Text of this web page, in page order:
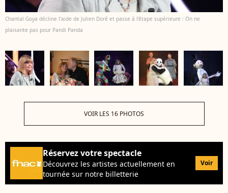
Chantal Goya décline l'aide de Julien Doré et passe à l'étape supérieure : On ne
plaisante pas pour Pandi Panda
VOIR LES 16 PHOTOS
Réservez votre spectacle
Découvrez les artistes actuellement en
tournée sur notre billetterie
Voir